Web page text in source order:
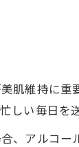
肌維持に
い毎日を
、アルコ